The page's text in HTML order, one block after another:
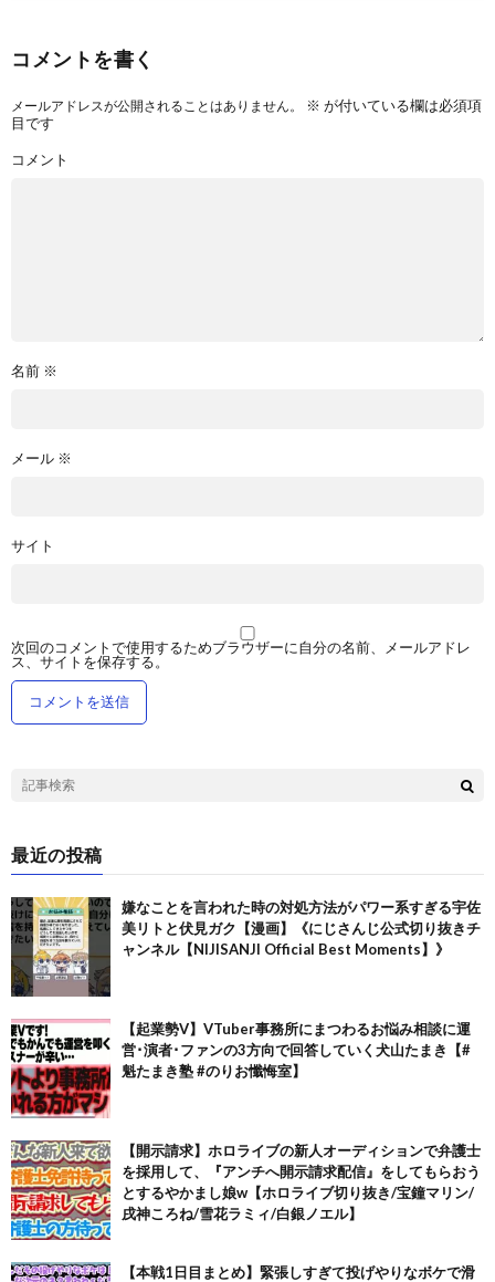
コメントを書く
メールアドレスが公開されることはありません。 ※ が付いている欄は必須項
目です
コメント
名前 ※
メール ※
サイト
次回のコメントで使用するためブラウザーに自分の名前、メールアドレ
ス、サイトを保存する。
最近の投稿
嫌なことを言われた時の対処方法がパワー系すぎる宇佐
美リトと伏見ガク【漫画】《にじさんじ公式切り抜きチ
ャンネル【NIJISANJI Official Best Moments】》
【起業勢V】VTuber事務所にまつわるお悩み相談に運
営･演者･ファンの3方向で回答していく犬山たまき【#
魁たまき塾 #のりお懺悔室】
【開示請求】ホロライブの新人オーディションで弁護士
を採用して、『アンチへ開示請求配信』をしてもらおう
とするやかまし娘w【ホロライブ切り抜き/宝鐘マリン/
戌神ころね/雪花ラミィ/白銀ノエル】
【本戦1日目まとめ】緊張しすぎて投げやりなボケで滑